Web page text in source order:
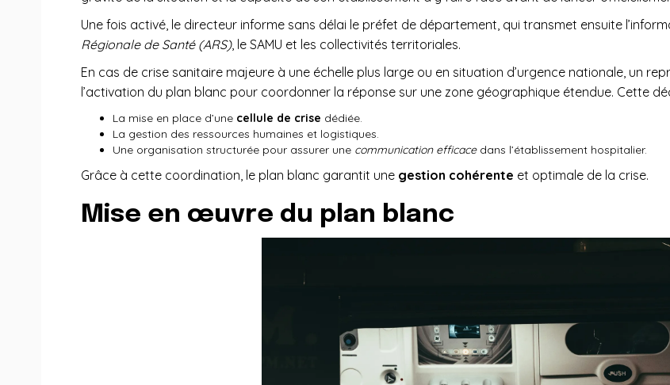
Une fois activé, le directeur informe sans délai le préfet de département, qui transmet ensuite
Régionale de Santé (ARS), le SAMU et les collectivités territoriales.
En cas de crise sanitaire majeure à une échelle plus large ou en situation d’urgence nationale, un
l’activation du plan blanc pour coordonner la réponse sur une zone géographique étendue. Cette
La mise en place d’une cellule de crise dédiée.
La gestion des ressources humaines et logistiques.
Une organisation structurée pour assurer une communication efficacedans l’établissement hospitalier.
Grâce à cette coordination, le plan blanc garantit une gestion cohérente et optimale de la crise.
Mise en œuvre du plan blanc